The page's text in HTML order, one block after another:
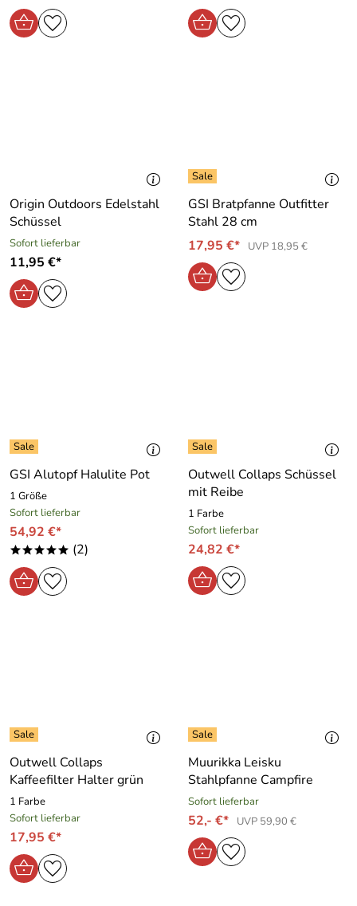
Origin Outdoors Edelstahl
Schüssel
Sofort lieferbar
11,95 €*
GSI Bratpfanne Outfitter
Stahl 28 cm
17,95 €*
UVP 18,95 €
GSI Alutopf Halulite Pot
1 Größe
Sofort lieferbar
54,92 €*
***** (2)
Outwell Collaps Schüssel
mit Reibe
1 Farbe
Sofort lieferbar
24,82 €*
Outwell Collaps
Kaffeefilter Halter grün
1 Farbe
Sofort lieferbar
17,95 €*
Muurikka Leisku
Stahlpfanne Campfire
Sofort lieferbar
52,- €* UVP 59,90 €